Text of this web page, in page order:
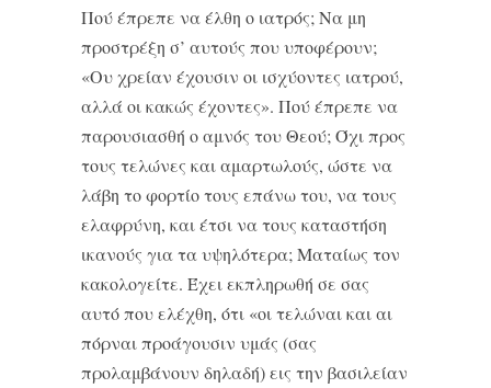
Πού έπρεπε να έλθη ο ιατρός; Να μη
προστρέξη σ’ αυτούς που υποφέρουν;
«Ου χρείαν έχουσιν οι ισχύοντες ιατρού,
αλλά οι κακώς έχοντες». Πού έπρεπε να
παρουσιασθή ο αμνός του Θεού; Όχι προς
τους τελώνες και αμαρτωλούς, ώστε να
λάβη το φορτίο τους επάνω του, να τους
ελαφρύνη, και έτσι να τους καταστήση
ικανούς για τα υψηλότερα; Ματαίως τον
κακολογείτε. Έχει εκπληρωθή σε σας
αυτό που ελέχθη, ότι «οι τελώναι και αι
πόρναι προάγουσιν υμάς (σας
προλαμβάνουν δηλαδή) εις την βασιλείαν